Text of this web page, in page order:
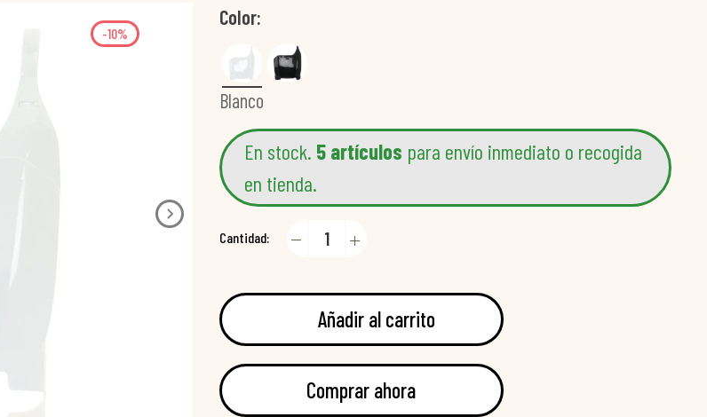
-10%
Color
Blanco
En stock. 5 artículos para envío inmediato o recogida
en tienda.
Cantidad:
Añadir al carrito
Comprar ahora